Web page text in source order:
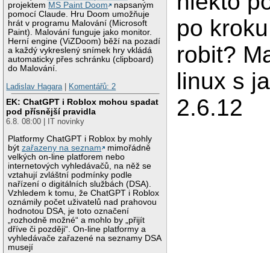
projektem MS Paint Doom
napsaným
pomocí Claude. Hru Doom umožňuje
hrát v programu Malování (Microsoft
Paint). Malování funguje jako monitor.
Herní engine (ViZDoom) běží na pozadí
a každý vykreslený snímek hry vkládá
automaticky přes schránku (clipboard)
do Malování.
Ladislav Hagara
Komentářů: 2
EK: ChatGPT i Roblox mohou spadat
pod přísnější pravidla
6.8. 08:00 | IT novinky
Platformy ChatGPT i Roblox by mohly
býtzařazeny na seznam
mimořádně
velkých on-line platforem nebo
internetových vyhledávačů, na něž se
vztahují zvláštní podmínky podle
nařízení o digitálních službách (DSA).
Vzhledem k tomu, že ChatGPT i Roblox
oznámily počet uživatelů nad prahovou
hodnotou DSA, je toto označení
„rozhodně možné“ a mohlo by „přijít
dříve či později“. On-line platformy a
vyhledávače zařazené na seznamy DSA
musejí
po
robit?
linux s
2.6.12